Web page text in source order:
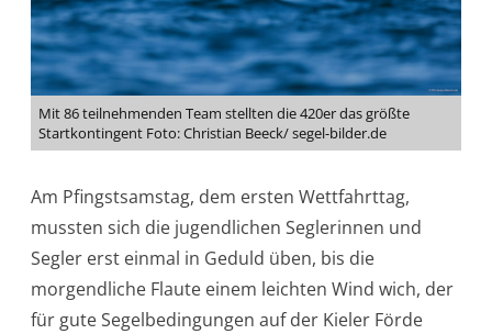
Mit 86 teilnehmenden Team stellten die 420er das größte
Startkontingent Foto: Christian Beeck/ segel-bilder.de
Am Pfingstsamstag, dem ersten Wettfahrttag,
mussten sich die jugendlichen Seglerinnen und
Segler erst einmal in Geduld üben, bis die
morgendliche Flaute einem leichten Wind wich, der
für gute Segelbedingungen auf der Kieler Förde